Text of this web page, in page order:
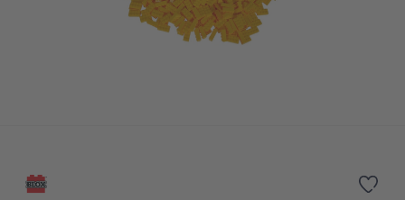
Zur